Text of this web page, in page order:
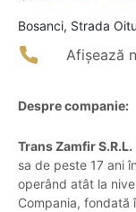
Bosanci, Strada
Afișează
Despre companie:
Trans Zamfir S.R.L.
sa de peste 17 ani
operând atât la
Compania, fondată